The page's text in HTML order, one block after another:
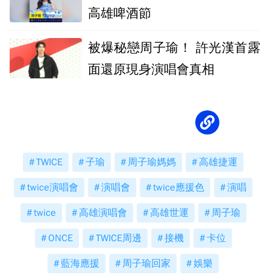
高雄啤酒節
被爆秘戀周子瑜！ 許光漢首露
面還原現身演唱會真相
TWICE 子瑜 周子瑜媽媽 高雄捷運
twice演唱會 演唱會 twice應援色 演唱
twice 高雄演唱會 高雄世運 周子瑜
ONCE TWICE周邊 接機 卡位
藍海應援 周子瑜回家 娛樂